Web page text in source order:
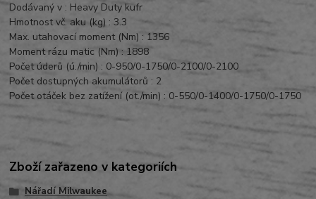
Dodávaný v : Heavy Duty kufr
Hmotnost vč. aku (kg) : 3.3
Max. utahovací moment (Nm) : 1356
Moment rázu matic (Nm) : 1898
Počet úderů (ú./min) : 0-950/0-1750/0-2100/0-2100
Počet dostupných akumulátorů : 2
Počet otáček bez zatížení (ot./min) : 0-550/0-1400/0-1750/0-1750
Zboží zařazeno v kategoriích
Nářadí Milwaukee